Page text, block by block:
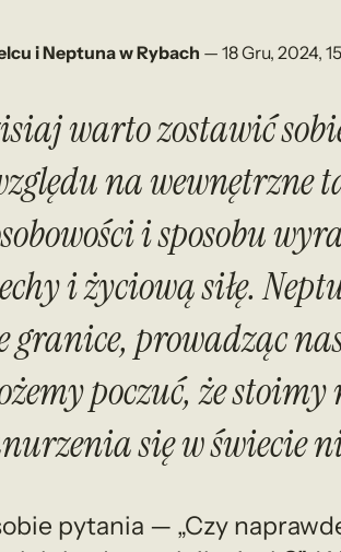
i Neptuna w Rybach — 18 Gru, 2024,
warto zostawić
na wewnętrzne
i sposobu
i życiową siłę.
granice, prowadząc
poczuć, że
się w świecie
pytania — „Czy